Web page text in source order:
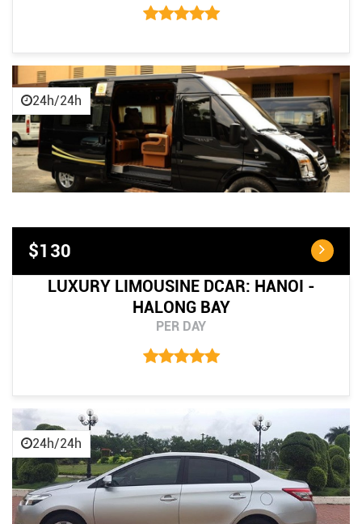
24h/24h
$130
LUXURY LIMOUSINE DCAR: HANOI -
HALONG BAY
PER DAY
24h/24h